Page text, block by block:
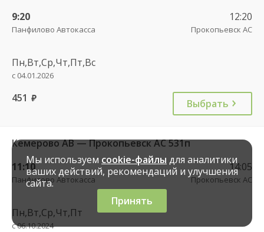
9:20
Панфилово Автокасса
12:20
Прокопьевск АС
Пн,Вт,Ср,Чт,Пт,Вс
с 04.01.2026
451 руб. Выбрать
Кемерово АВ — Прокопьевск АС 531п
11:10
Панфилово Автокасса
14:05
Прокопьевск АС
Пн,Вт,Ср,Чт,Пт
с 06.10.2024
Мы используем cookie-файлы для аналитики
ваших действий, рекомендаций и улучшения
сайта.
Принять